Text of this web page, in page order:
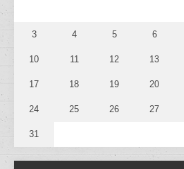
3 4 5 6
10 11 12 13
17 18 19 20
24 25 26 27
31